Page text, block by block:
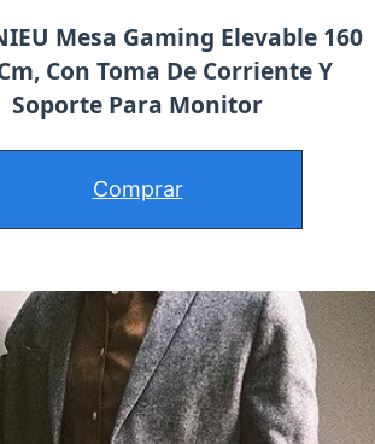
Mesa Gaming Elevable 160
Con Toma De Corriente Y
Soporte Para Monitor
Comprar